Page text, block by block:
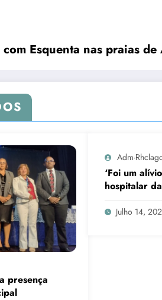
Esquenta nas praias de
presença
Adm-
‘Foi um
hospitalar
transforma
Julho 14,